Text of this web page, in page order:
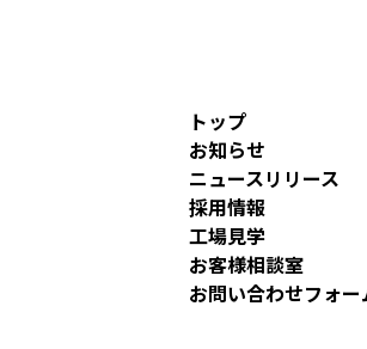
トップ
お知らせ
ニュースリリース
採用情報
工場見学
お客様相談室
お問い合わせフォー